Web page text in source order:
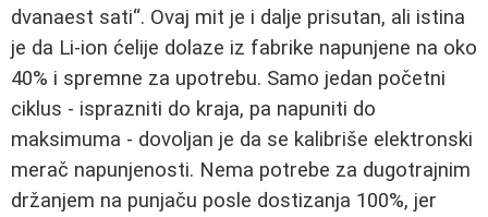
dvanaest sati“. Ovaj mit je i dalje prisutan, ali istina
je da Li-ion ćelije dolaze iz fabrike napunjene na oko
40% i spremne za upotrebu. Samo jedan početni
ciklus - isprazniti do kraja, pa napuniti do
maksimuma - dovoljan je da se kalibriše elektronski
merač napunjenosti. Nema potrebe za dugotrajnim
držanjem na punjaču posle dostizanja 100%, jer